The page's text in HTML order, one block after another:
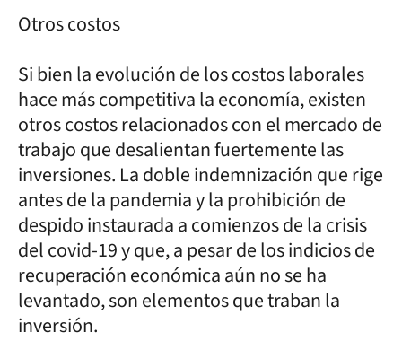
Otros costos
Si bien la evolución de los costos laborales
hace más competitiva la economía, existen
otros costos relacionados con el mercado de
trabajo que desalientan fuertemente las
inversiones. La doble indemnización que rige
antes de la pandemia y la prohibición de
despido instaurada a comienzos de la crisis
del covid-19 y que, a pesar de los indicios de
recuperación económica aún no se ha
levantado, son elementos que traban la
inversión.